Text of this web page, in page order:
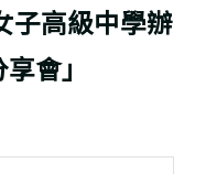
子高級中學辦
會」